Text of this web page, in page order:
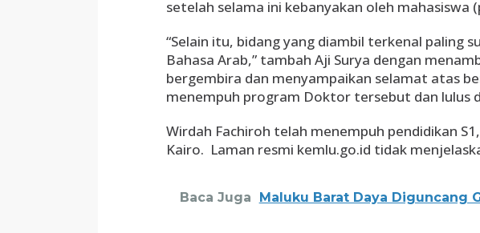
setelah selama ini kebanyakan oleh mahasiswa
“Selain itu, bidang yang diambil terkenal paling
Bahasa Arab,” tambah Aji Surya dengan
bergembira dan menyampaikan selamat atas
menempuh program Doktor tersebut dan lulus
Wirdah Fachiroh telah menempuh pendidikan
Kairo. Laman resmi kemlu.go.id tidak
Baca Juga Maluku Barat Daya Diguncang